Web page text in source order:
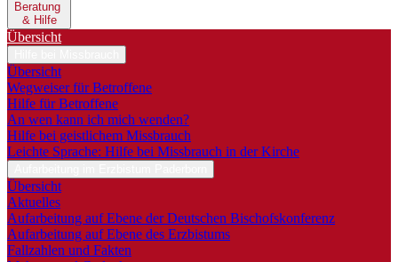
Beratung
& Hilfe
Übersicht
Übersicht
Wegweiser für Betroffene
Hilfe für Betroffene
An wen kann ich mich wenden?
Hilfe bei geistlichem Missbrauch
Leichte Sprache: Hilfe bei Missbrauch in der Kirche
Übersicht
Aktuelles
Aufarbeitung auf Ebene der Deutschen Bischofskonferenz
Aufarbeitung auf Ebene des Erzbistums
Fallzahlen und Fakten